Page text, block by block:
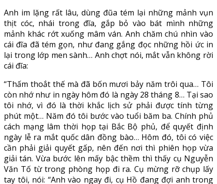
Anh im lặng rất lâu, dùng đũa tém lại những mảnh vụn
thịt cóc, nhái trong đĩa, gắp bỏ vào bát mình những
mảnh khác rớt xuống mâm ván. Anh chăm chú nhìn vào
cái đĩa đã tém gọn, như đang gắng đọc những hồi ức in
lại trong lớp men sành… Anh chợt nói, mắt vẫn không rời
cái đĩa:
“Thấm thoắt thế mà đã bốn mươi bảy năm trôi qua… Tôi
còn nhớ như in ngày hôm đó là ngày 28 tháng 8… Tại sao
tôi nhớ, vì đó là thời khắc lịch sử phải được tính từng
phút một… Năm đó tôi bước vào tuổi băm ba. Chính phủ
cách mạng lâm thời họp tại Bắc Bộ phủ, để quyết định
ngày lễ ra mắt quốc dân đồng bào… Hôm đó, tôi có việc
cần phải giải quyết gấp, nên đến nơi thì phiên họp vừa
giải tán. Vừa bước lên mấy bậc thềm thì thấy cụ Nguyễn
Văn Tố từ trong phòng họp đi ra. Cụ mừng rỡ chụp lấy
tay tôi, nói: “Anh vào ngay đi, cụ Hồ đang đợi anh trong